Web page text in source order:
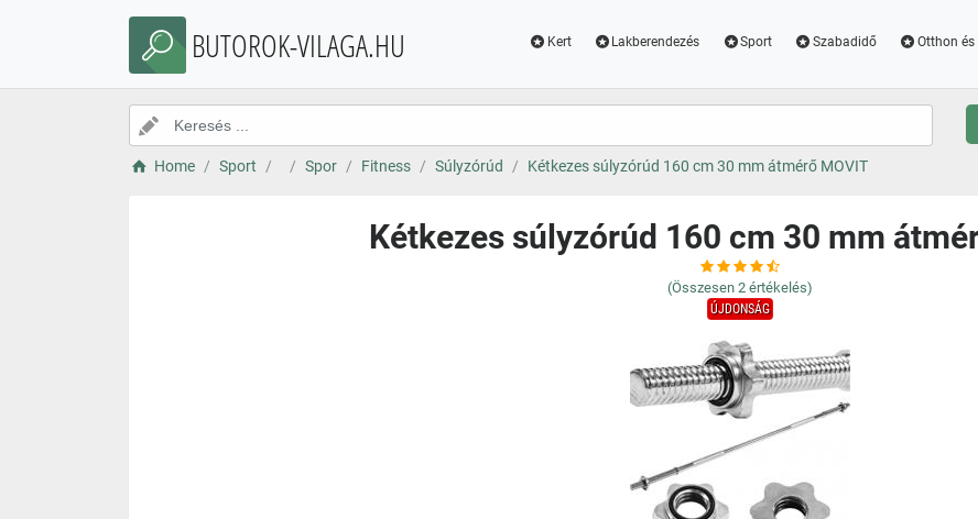
BUTOROK-VILAGA.HU Kert Lakberendezés Sport Szabadidő Otthon és
Home Sport Spor Fitness Súlyzórúd Kétkezes súlyzórúd 160 cm 30 mm átmérő MOVIT
Kétkezes súlyzórúd 160 cm 30 mm
(Összesen 2 értékelés)
ÚJDONSÁG